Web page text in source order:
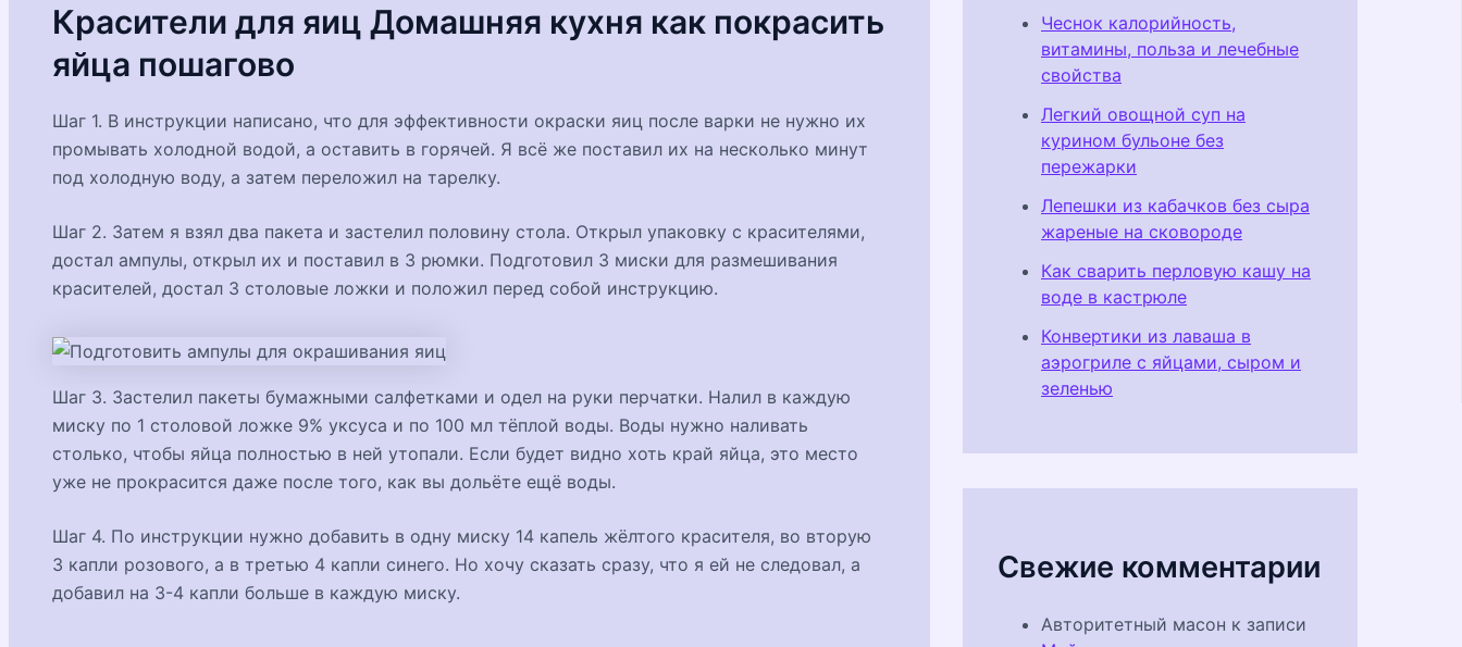
Красители для яиц Домашняя кухня как покрасить
яйца пошагово
Шаг 1. В инструкции написано, что для эффективности окраски яиц после варки не нужно их
промывать холодной водой, а оставить в горячей. Я всё же поставил их на несколько минут
под холодную воду, а затем переложил на тарелку.
Шаг 2. Затем я взял два пакета и застелил половину стола. Открыл упаковку с красителями,
достал ампулы, открыл их и поставил в 3 рюмки. Подготовил 3 миски для размешивания
красителей, достал 3 столовые ложки и положил перед собой инструкцию.
Шаг 3. Застелил пакеты бумажными салфетками и одел на руки перчатки. Налил в каждую
миску по 1 столовой ложке 9% уксуса и по 100 мл тёплой воды. Воды нужно наливать
столько, чтобы яйца полностью в ней утопали. Если будет видно хоть край яйца, это место
уже не прокрасится даже после того, как вы дольёте ещё воды.
Шаг 4. По инструкции нужно добавить в одну миску 14 капель жёлтого красителя, во вторую
3 капли розового, а в третью 4 капли синего. Но хочу сказать сразу, что я ей не следовал, а
добавил на 3-4 капли больше в каждую миску.
Чеснок калорийность,
витамины, польза и лечебные
свойства
Легкий овощной суп на
курином бульоне без
пережарки
Лепешки из кабачков без сыра
жареные на сковороде
Как сварить перловую кашу на
воде в кастрюле
Конвертики из лаваша в
аэрогриле с яйцами, сыром и
зеленью
Свежие комментарии
Авторитетный масон к записи